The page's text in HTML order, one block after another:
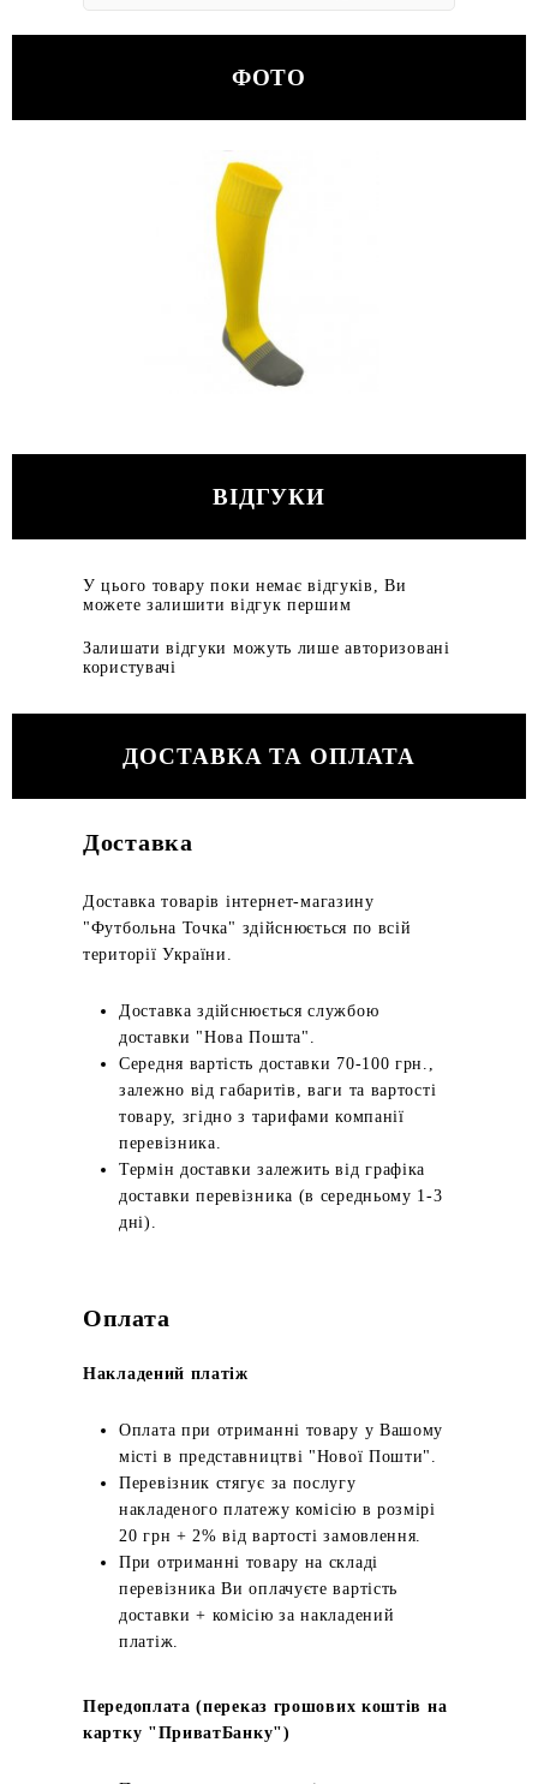
ФОТО
ВІДГУКИ
У цього товару поки немає відгуків, Ви
можете залишити відгук першим
Залишати відгуки можуть лише авторизовані
користувачі
ДОСТАВКА ТА ОПЛАТА
Доставка
Доставка товарів інтернет-магазину
"Футбольна Точка" здійснюється по всій
території України.
Доставка здійснюється службою
доставки "Нова Пошта".
Середня вартість доставки 70-100 грн.,
залежно від габаритів, ваги та вартості
товару, згідно з тарифами компанії
перевізника.
Термін доставки залежить від графіка
доставки перевізника (в середньому 1-3
дні).
Оплата
Накладений платіж
Оплата при отриманні товару у Вашому
місті в представництві "Нової Пошти".
Перевізник стягує за послугу
накладеного платежу комісію в розмірі
20 грн + 2% від вартості замовлення.
При отриманні товару на складі
перевізника Ви оплачуєте вартість
доставки + комісію за накладений
платіж.
Передоплата (переказ грошових коштів на
картку "ПриватБанку")